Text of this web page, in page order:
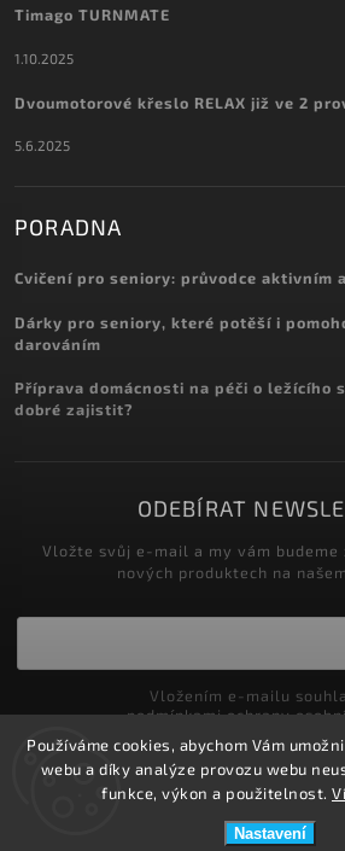
Používáme cookies, abychom Vám
webu a díky analýze provozu webu
funkce, výkon a použitelnost.
Nastavení
Timago TURNMATE
1.10.2025
Dvoumotorové křeslo RELAX již ve 2
5.6.2025
PORADNA
Cvičení pro seniory: průvodce aktivním
Dárky pro seniory, které potěší i
darováním
Příprava domácnosti na péči o ležícího
dobré zajistit?
ODEBÍRAT
Vložte svůj e-mail a my vám
nových produktech na
podmínkami ochrany
Přihlásit se